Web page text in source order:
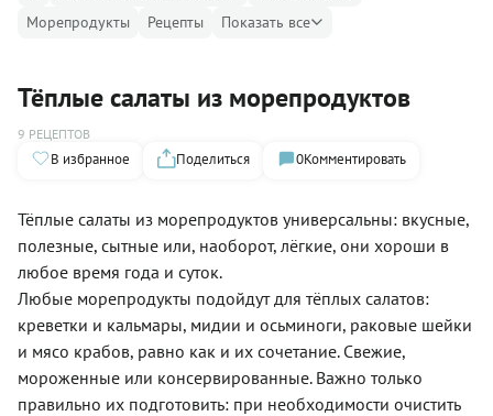
Морепродукты
Рецепты Показать все
Тёплые салаты из морепродуктов
9 РЕЦЕПТОВ
В избранное Поделиться 0Комментировать
Тёплые салаты из морепродуктов универсальны: вкусные,
полезные, сытные или, наоборот, лёгкие, они хороши в
любое время года и суток.
Любые морепродукты подойдут для тёплых салатов:
креветки и кальмары, мидии и осьминоги, раковые шейки
и мясо крабов, равно как и их сочетание. Свежие,
мороженные или консервированные. Важно только
правильно их подготовить: при необходимости очистить